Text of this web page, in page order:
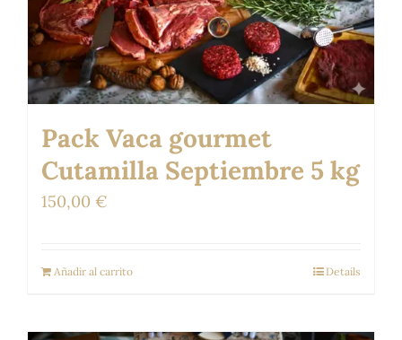
Pack Vaca gourmet
Cutamilla Septiembre 5 kg
150,00 €
Añadir al carrito Details